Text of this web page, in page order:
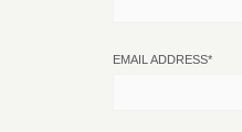
EMAIL ADDRESS*